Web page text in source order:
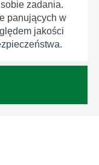
zadania.
panujących w
jakości